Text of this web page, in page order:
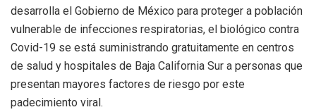
desarrolla el Gobierno de México para proteger a población
vulnerable de infecciones respiratorias, el biológico contra
Covid-19 se está suministrando gratuitamente en centros
de salud y hospitales de Baja California Sur a personas que
presentan mayores factores de riesgo por este
padecimiento viral.